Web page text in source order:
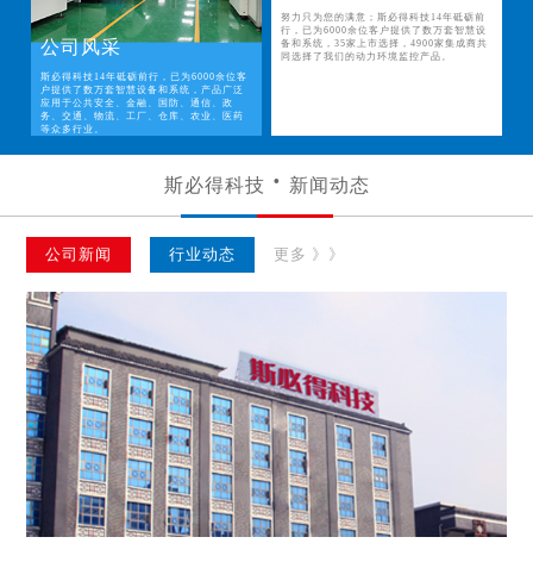
公司风采
斯必得科技14年砥砺前行，已为6000余位客
户提供了数万套智慧设备和系统，产品广泛
应用于公共安全、金融、国防、通信、政
务、交通、物流、工厂、仓库、农业、医药
等众多行业。
努力只为您的满意；斯必得科技14年砥砺前
行，已为6000余位客户提供了数万套智慧设
备和系统，35家上市选择，4900家集成商共
同选择了我们的动力环境监控产品。
斯必得科技 新闻动态
公司新闻 行业动态 更多 》》